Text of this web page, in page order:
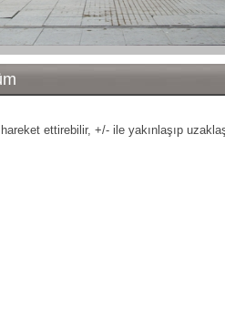
ettirebilir, +/- ile yakınlaşıp